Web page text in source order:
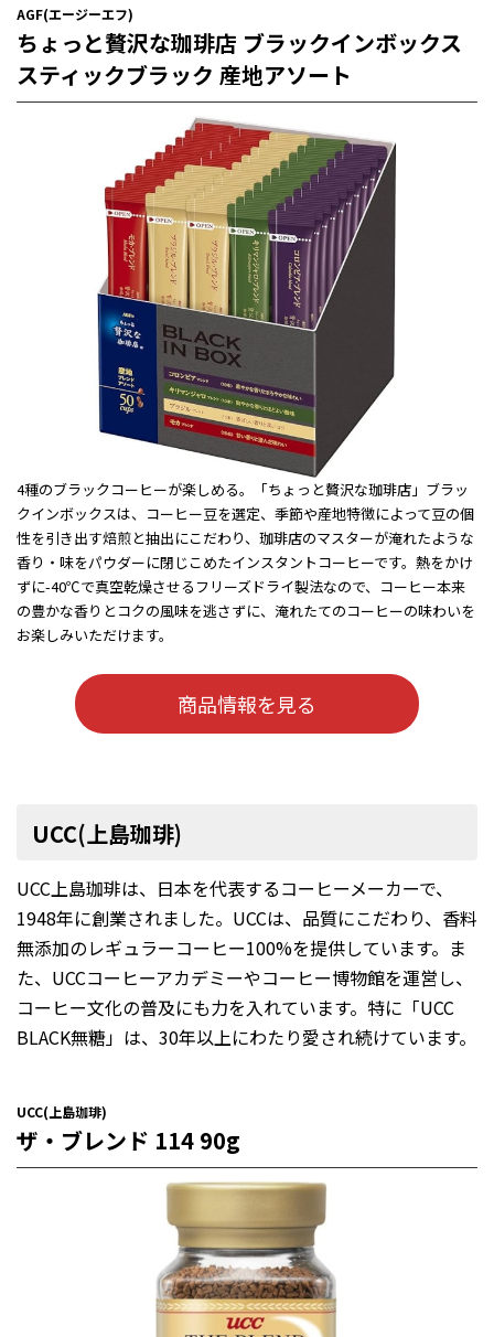
AGF(エージーエフ)
ちょっと贅沢な珈琲店 ブラックインボックス
スティックブラック 産地アソート
4種のブラックコーヒーが楽しめる。「ちょっと贅沢な珈琲店」ブラッ
クインボックスは、コーヒー豆を選定、季節や産地特徴によって豆の個
性を引き出す焙煎と抽出にこだわり、珈琲店のマスターが淹れたような
香り・味をパウダーに閉じこめたインスタントコーヒーです。熱をかけ
ずに-40℃で真空乾燥させるフリーズドライ製法なので、コーヒー本来
の豊かな香りとコクの風味を逃さずに、淹れたてのコーヒーの味わいを
お楽しみいただけます。
商品情報を見る
UCC(上島珈琲)
UCC上島珈琲は、日本を代表するコーヒーメーカーで、
1948年に創業されました。UCCは、品質にこだわり、香料
無添加のレギュラーコーヒー100%を提供しています。ま
た、UCCコーヒーアカデミーやコーヒー博物館を運営し、
コーヒー文化の普及にも力を入れています。特に「UCC
BLACK無糖」は、30年以上にわたり愛され続けています。
UCC(上島珈琲)
ザ・ブレンド 114 90g